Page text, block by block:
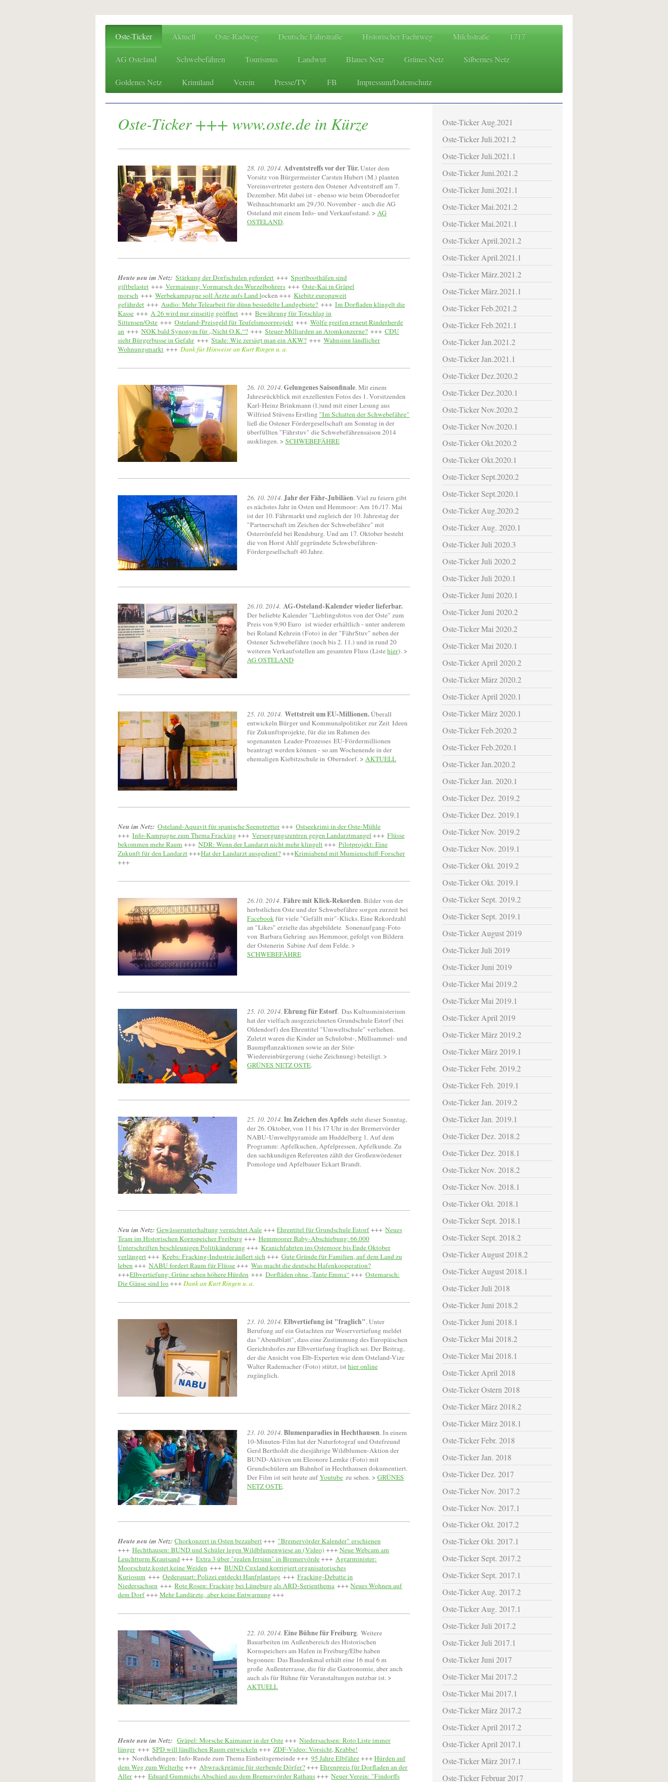
Oste-Ticker Aktuell Oste-Radweg Deutsche Fährstraße Historischer Faehrweg Milchstraße 1717
AG Osteland Schwebefähren Tourismus Landwut Blaues Netz Grünes Netz Silbernes Netz
Goldenes Netz Krimiland Verein Presse/TV FB Impressum/Datenschutz
Oste-Ticker +++ www.oste.de in Kürze
28. 10. 2014. Adventstreffs vor der Tür.Unter dem
Vorsitz von Bürgermeister Carsten Hubert (M.) planten
Vereinsvertreter gestern den Ostener Adventstreff am 7.
Dezember. Mit dabei ist - ebenso wie beim Oberndorfer
Weihnachtsmarkt am 29./30. November - auch die AG
Osteland mit einem Info- und Verkaufsstand. > AG
OSTELAND.
Heute neu im Netz: Stärkung der Dorfschulen gefordert +++ Sportboothäfen sind
giftbelastet +++ Vermaisung: Vormarsch des Wurzelbohrers +++ Oste-Kai in Gräpel
morsch +++ Werbekampagne soll Ärzte aufs Land locken +++ Kiebitz europaweit
gefährdet +++ Audio: Mehr Telearbeit für dünn besiedelte Landgebiete? +++ Im Dorfladen klingelt die
Kasse +++ A 26 wird nur einseitig geöffnet +++ Bewährung für Totschlag in
Sittensen/Oste +++ Osteland-Preisgeld für Teufelsmoorprojekt +++ Wölfe greifen erneut Rinderherde
an +++ NOK bald Synonym für „Nicht O.K.“? +++ Steuer-Milliarden an Atomkonzerne? +++ CDU
sieht Bürgerbusse in Gefahr +++ Stade: Wie zersägt man ein AKW? +++ Wahnsinn ländlicher
Wohnungsmarkt +++ Dank für Hinweise an Kurt Ringen u. a.
26. 10. 2014. Gelungenes Saisonfinale. Mit einem
Jahresrückblick mit exzellenten Fotos des 1. Vorsitzenden
Karl-Heinz Brinkmann (l.)und mit einer Lesung aus
Wilfried Stüvens Erstling "Im Schatten der Schwebefähre"
ließ die Ostener Fördergesellschaft am Sonntag in der
überfüllten "Fährstuv" die Schwebefährensaison 2014
ausklingen. > SCHWEBEFÄHRE
26. 10. 2014.Jahr der Fähr-Jubiläen. Viel zu feiern gibt
es nächstes Jahr in Osten und Hemmoor: Am 16./17. Mai
ist der 10. Fährmarkt und zugleich der 10. Jahrestag der
"Partnerschaft im Zeichen der Schwebefähre" mit
Osterrönfeld bei Rendsburg. Und am 17. Oktober besteht
die von Horst Ahlf gegründete Schwebefähren-
Fördergesellschaft 40 Jahre.
26.10. 2014. AG-Osteland-Kalender wieder lieferbar.
Der beliebte Kalender "Lieblingsfotos von der Oste" zum
Preis von 9,90 Euro ist wieder erhältlich - unter anderem
bei Roland Kehrein (Foto) in der "FährStuv" neben der
Ostener Schwebefähre (noch bis 2. 11.) und in rund 20
weiteren Verkaufsstellen am gesamten Fluss (Listehier). >
AG OSTELAND
25. 10. 2014. Wettstreit um EU-Millionen.Überall
entwickeln Bürger und Kommunalpolitiker zur Zeit Ideen
für Zukunftsprojekte, für die im Rahmen des
sogenannten Leader-Prozesses EU-Fördermillionen
beantragt werden können - so am Wochenende in der
ehemaligen Kiebitzschule in Oberndorf. > AKTUELL
Neu im Netz: Osteland-Aquavit für spanische Seenotretter+++ Ostseekrimi in der Oste-Mühle
+++ Info-Kampagne zum Thema Fracking+++ Versorgungszentren gegen Landarztmangel +++ Flüsse
bekommen mehr Raum +++ NDR: Wenn der Landarzt nicht mehr klingelt+++ Pilotprojekt: Eine
Zukunft für den Landarzt+++Hat der Landarzt ausgedient?+++Krimiabend mit Mumienschiff-Forscher
+++
26.10. 2014. Fähre mit Klick-Rekorden. Bilder von der
herbstlichen Oste und der Schwebefähre sorgen zurzeit bei
Facebookfür viele "Gefällt mir"-Klicks. Eine Rekordzahl
an "Likes" erzielte das abgebildete Sonenaufgang-Foto
von Barbara Gehring aus Hemmoor, gefolgt von Bildern
der Ostenerin Sabine Auf dem Felde. >
SCHWEBEFÄHRE
25. 10. 2014.Ehrung für Estorf. Das Kultusministerium
hat der vielfach ausgezeichneten Grundschule Estorf (bei
Oldendorf) den Ehrentitel "Umweltschule" verliehen.
Zuletzt waren die Kinder an Schulobst-, Müllsammel- und
Baumpflanzaktionen sowie an der Stör-
Wiedereinbürgerung (siehe Zeichnung) beteiligt. >
GRÜNES NETZ OSTE.
25. 10. 2014. Im Zeichen des Apfels steht dieser Sonntag,
der 26. Oktober, von 11 bis 17 Uhr in der Bremervörder
NABU-Umweltpyramide am Huddelberg 1. Auf dem
Programm: Apfelkuchen, Apfelpressen, Apfelkunde. Zu
den sachkundigen Referenten zählt der Großenwördener
Pomologe und Apfelbauer Eckart Brandt.
Neu im Netz: Gewässerunterhaltung vernichtet Aale+++ Ehrentitel für Grundschule Estorf+++ Neues
Team im Historischen Kornspeicher Freiburg+++ Hemmoorer Baby-Abschiebung: 66.000
Unterschriften beschleunigen Politikänderung+++ Kranichfahrten ins Ostemoor bis Ende Oktober
verlängert+++ Krebs: Fracking-Industrie äußert sich+++ Gute Gründe für Familien, auf dem Land zu
leben+++ NABU fordert Raum für Flüsse+++ Was macht die deutsche Hafenkooperation?
+++Elbvertiefung: Grüne sehen höhere Hürden +++ Dorfläden ohne „Tante Emma“+++ Ostemarsch:
Die Gänse sind los+++ Dank an Kurt Ringen u. a.
23. 10. 2014. Elbvertiefung ist "fraglich". Unter
Berufung auf ein Gutachten zur Weservertiefung meldet
das "Abendblatt", dass eine Zustimmung des Europäischen
Gerichtshofes zur Elbvertiefung fraglich sei. Der Beitrag,
der die Ansicht von Elb-Experten wie dem Osteland-Vize
Walter Rademacher (Foto) stützt, isthier online
zugänglich.
23. 10. 2014. Blumenparadies in Hechthausen. In einem
10-Minuten-Film hat der Naturfotograf und Ostefreund
Gerd Bertholdt die diesjährige Wildblumen-Aktion der
BUND-Aktiven um Eleonore Lemke (Foto) mit
Grundschülern am Bahnhof in Hechthausen dokumentiert.
Der Film ist seit heute aufYoutube zu sehen. > GRÜNES
NETZ OSTE.
Heute neu im Netz: Chorkonzert in Osten bezaubert+++ "Bremervörder Kalender" erschienen
+++ Hechthausen: BUND und Schüler legen Wildblumenwiese an (Video) +++ Neue Webcam am
Leuchtturm Krautsand+++ Extra 3 über "realen Irrsinn" in Bremervörde+++ Agrarminister:
Moorschutz kostet keine Weiden +++ BUND Cuxland korrigiert organisatorisches
Kuriosum +++ Oederquart: Polizei entdeckt Hanfplantage +++ Fracking-Debatte in
Niedersachsen +++ Rote Rosen: Fracking bei Lüneburg als ARD-Serienthema +++ Neues Wohnen auf
dem Dorf+++ Mehr Landärzte, aber keine Entwarnung+++
22. 10. 2014. Eine Bühne für Freiburg. Weitere
Bauarbeiten im Außenbereich des Historischen
Kornspeichers am Hafen in Freiburg/Elbe haben
begonnen: Das Baudenkmal erhält eine 16 mal 6 m
große Außenterrasse, die für die Gastronomie, aber auch
auch als für Bühne für Veranstaltungen nutzbar ist. >
AKTUELL
Heute neu im Netz: Gräpel: Morsche Kaimauer in der Oste+++ Niedersachsen: Roto Liste immer
länger +++ SPD will ländlichen Raum entwickeln+++ ZDF-Video: Vorsicht, Krabbe!
+++ Nordkehdingen: Info-Runde zum Thema Einheitsgemeinde +++ 95 Jahre Elbfähre+++ Hürden auf
dem Weg zum Welterbe+++ Abwrackprämie für sterbende Dörfer?+++ Ehrenpreis für Dorfladen an der
Aller+++ Eduard Gummichs Abschied aus dem Bremervörder Rathaus+++ Neuer Verein: "Findorffs
Oste-Ticker Aug.2021
Oste-Ticker Juli.2021.2
Oste-Ticker Juli.2021.1
Oste-Ticker Juni.2021.2
Oste-Ticker Juni.2021.1
Oste-Ticker Mai.2021.2
Oste-Ticker Mai.2021.1
Oste-Ticker April.2021.2
Oste-Ticker April.2021.1
Oste-Ticker März.2021.2
Oste-Ticker März.2021.1
Oste-Ticker Feb.2021.2
Oste-Ticker Feb.2021.1
Oste-Ticker Jan.2021.2
Oste-Ticker Jan.2021.1
Oste-Ticker Dez.2020.2
Oste-Ticker Dez.2020.1
Oste-Ticker Nov.2020.2
Oste-Ticker Nov.2020.1
Oste-Ticker Okt.2020.2
Oste-Ticker Okt.2020.1
Oste-Ticker Sept.2020.2
Oste-Ticker Sept.2020.1
Oste-Ticker Aug.2020.2
Oste-Ticker Aug. 2020.1
Oste-Ticker Juli 2020.3
Oste-Ticker Juli 2020.2
Oste-Ticker Juli 2020.1
Oste-Ticker Juni 2020.1
Oste-Ticker Juni 2020.2
Oste-Ticker Mai 2020.2
Oste-Ticker Mai 2020.1
Oste-Ticker April 2020.2
Oste-Ticker März 2020.2
Oste-Ticker April 2020.1
Oste-Ticker März 2020.1
Oste-Ticker Feb.2020.2
Oste-Ticker Feb.2020.1
Oste-Ticker Jan.2020.2
Oste-Ticker Jan. 2020.1
Oste-Ticker Dez. 2019.2
Oste-Ticker Dez. 2019.1
Oste-Ticker Nov. 2019.2
Oste-Ticker Nov. 2019.1
Oste-Ticker Okt. 2019.2
Oste-Ticker Okt. 2019.1
Oste-Ticker Sept. 2019.2
Oste-Ticker Sept. 2019.1
Oste-Ticker August 2019
Oste-Ticker Juli 2019
Oste-Ticker Juni 2019
Oste-Ticker Mai 2019.2
Oste-Ticker Mai 2019.1
Oste-Ticker April 2019
Oste-Ticker März 2019.2
Oste-Ticker März 2019.1
Oste-Ticker Febr. 2019.2
Oste-Ticker Feb. 2019.1
Oste-Ticker Jan. 2019.2
Oste-Ticker Jan. 2019.1
Oste-Ticker Dez. 2018.2
Oste-Ticker Dez. 2018.1
Oste-Ticker Nov. 2018.2
Oste-Ticker Nov. 2018.1
Oste-Ticker Okt. 2018.1
Oste-Ticker Sept. 2018.1
Oste-Ticker Sept. 2018.2
Oste-Ticker August 2018.2
Oste-Ticker August 2018.1
Oste-Ticker Juli 2018
Oste-Ticker Juni 2018.2
Oste-Ticker Juni 2018.1
Oste-Ticker Mai 2018.2
Oste-Ticker Mai 2018.1
Oste-Ticker April 2018
Oste-Ticker Ostern 2018
Oste-Ticker März 2018.2
Oste-Ticker März 2018.1
Oste-Ticker Febr. 2018
Oste-Ticker Jan. 2018
Oste-Ticker Dez. 2017
Oste-Ticker Nov. 2017.2
Oste-Ticker Nov. 2017.1
Oste-Ticker Okt. 2017.2
Oste-Ticker Okt. 2017.1
Oste-Ticker Sept. 2017.2
Oste-Ticker Sept. 2017.1
Oste-Ticker Aug. 2017.2
Oste-Ticker Aug. 2017.1
Oste-Ticker Juli 2017.2
Oste-Ticker Juli 2017.1
Oste-Ticker Juni 2017
Oste-Ticker Mai 2017.2
Oste-Ticker Mai 2017.1
Oste-Ticker März 2017.2
Oste-Ticker April 2017.2
Oste-Ticker April 2017.1
Oste-Ticker März 2017.1
Oste-Ticker Februar 2017